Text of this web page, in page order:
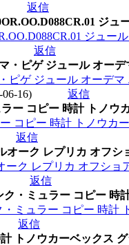
返信
ジュ
ジュー
返信
・ピゲ ジュール オー
ゲ ジュール オーデマ
16)
返信
ー コピー 時計 トノウ
コピー 時計 トノウカ
返信
ーク レプリカ オフシ
ク レプリカ オフショ
返信
・ミュラー コピー
ミュラー コピー 時計
返信
トノウカーベックス